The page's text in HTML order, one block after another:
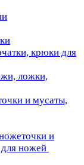
крюки для
ложки,
и мусаты,
и
ножей